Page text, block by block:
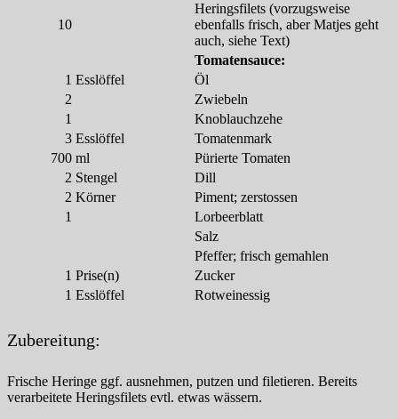
10
Heringsfilets (vorzugsweise
ebenfalls frisch, aber Matjes geht
auch, siehe Text)
Tomatensauce:
1 Esslöffel
Öl
2
Zwiebeln
1
Knoblauchzehe
3 Esslöffel
Tomatenmark
700 ml
Pürierte Tomaten
2 Stengel
Dill
2 Körner
Piment; zerstossen
1
Lorbeerblatt
Salz
Pfeffer; frisch gemahlen
1 Prise(n)
Zucker
1 Esslöffel Rotweinessig
Zubereitung:
Frische Heringe ggf. ausnehmen, putzen und filetieren. Bereits
verarbeitete Heringsfilets evtl. etwas wässern.